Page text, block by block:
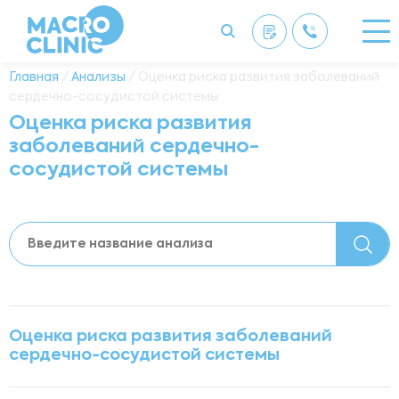
Главная / Анализы / Оценка риска развития заболеваний
сердечно-сосудистой системы
Оценка риска развития
заболеваний сердечно-
сосудистой системы
Оценка риска развития заболеваний
сердечно-сосудистой системы